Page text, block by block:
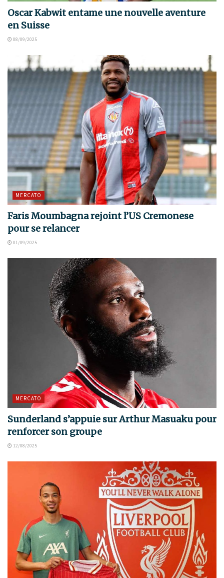
Oscar Kabwit entame une nouvelle aventure
en Suisse
08/09/2025
MERCATO
Faris Moumbagna rejoint l’US Cremonese
pour se relancer
01/09/2025
MERCATO
Sunderland s’appuie sur Arthur Masuaku pour
renforcer son groupe
12/08/2025